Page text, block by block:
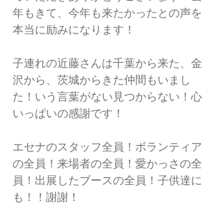
年もきて、今年も来たかったとの声を
本当に励みになります！
子連れの近藤さんは千葉から来た、金
沢から、茨城からきた仲間もいまし
た！いう言葉がない見つからない！心
いっぱいの感謝です！
エセナのスタッフ全員！ボランティア
の全員！来場者の全員！愛かっさの全
員！出展したブースの全員！子供達に
も！！謝謝！